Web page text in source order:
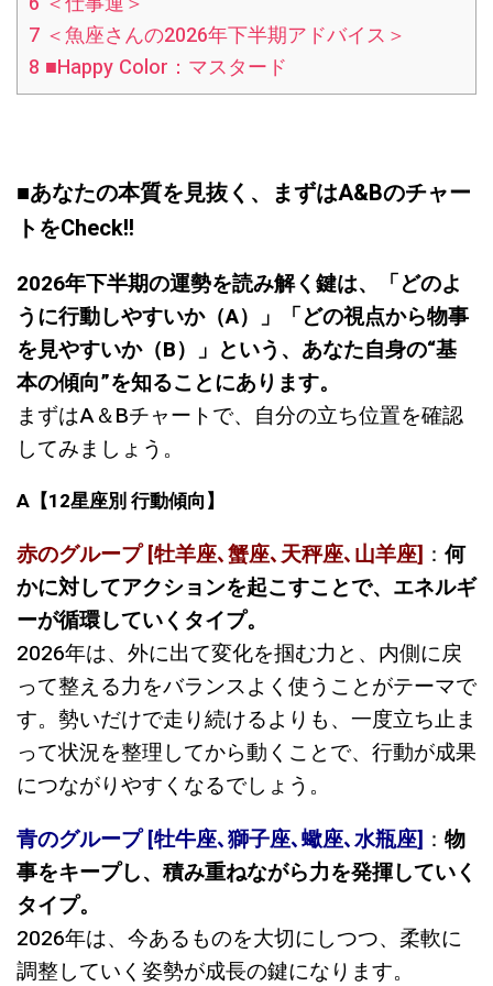
7＜魚座さんの2026年下半期アドバイス＞
8 ■Happy Color：マスタード
■あなたの本質を見抜く、まずはA&Bのチャー
トをCheck!!
2026年下半期の運勢を読み解く鍵は、「どのよ
うに行動しやすいか（A）」「どの視点から物事
を見やすいか（B）」という、あなた自身の“基
本の傾向”を知ることにあります。
まずはA＆Bチャートで、自分の立ち位置を確認
してみましょう。
A【12星座別 行動傾向】
赤のグループ [牡羊座､蟹座､天秤座､山羊座] ： 何
かに対してアクションを起こすことで、エネルギ
ーが循環していくタイプ。
2026年は、外に出て変化を掴む力と、内側に戻
って整える力をバランスよく使うことがテーマで
す。勢いだけで走り続けるよりも、一度立ち止ま
って状況を整理してから動くことで、行動が成果
につながりやすくなるでしょう。
青のグループ [牡牛座､獅子座､蠍座､水瓶座] ： 物
事をキープし、積み重ねながら力を発揮していく
タイプ。
2026年は、今あるものを大切にしつつ、柔軟に
調整していく姿勢が成長の鍵になります。